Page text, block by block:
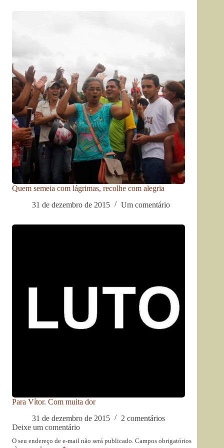
Quem semeia com lágrimas, recolhe com alegria
31 de dezembro de 2015
Um comentário
Para Vítor. Com muita dor
31 de dezembro de 2015
2 comentários
Deixe um comentário
O seu endereço de e-mail não será publicado. Campos obrigatórios